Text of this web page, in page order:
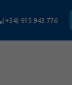
(+34) 915 943 776